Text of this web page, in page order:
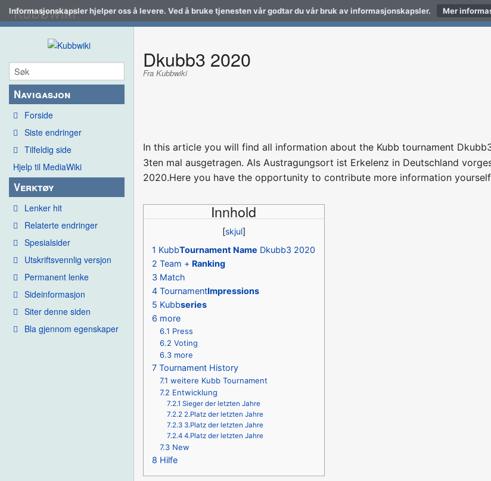
Informasjonskapsler hjelper oss å levere. Ved å bruke tjenesten vår godtar du vår bruk av informasjonskapsler. Mer
Kubbwiki
Navigasjon
Forside
Siste endringer
Tilfeldig side
Hjelp til MediaWiki
Verktøy
Lenker hit
Relaterte endringer
Spesialsider
Utskriftsvennlig versjon
Permanent lenke
Sideinformasjon
Siter denne siden
Bla gjennom egenskaper
Dkubb3 2020
Fra Kubbwiki
In this article you will find all information about the Kubb tournament
3ten mal ausgetragen. Als Austragungsort ist Erkelenz in Deutschland
2020.Here you have the opportunity to contribute more information
Innhold
1 KubbTournament Name Dkubb3 2020
2 Team + Ranking
3 Match
4 TournamentImpressions
5 Kubbseries
6 more
6.1 Press
6.2 Voting
6.3 more
7 Tournament History
7.1 weitere Kubb Tournament
7.2 Entwicklung
7.2.1 Sieger der letzten Jahre
7.2.2 2.Platz der letzten Jahre
7.2.3 3.Platz der letzten Jahre
7.2.4 4.Platz der letzten Jahre
7.3 New
8 Hilfe